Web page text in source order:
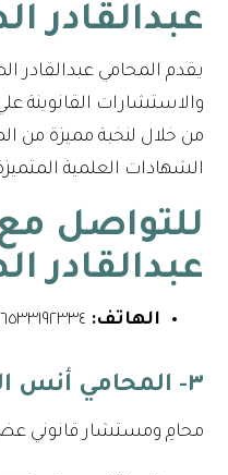
عبدالقادر
يقدم المحامي عبدالقادر
والاستشارات القانوينة
من خلال لنخبة مميزة من
الشهادات العلمية
للتواصل
عبدالقادر
الهاتف:
٣- المحامي أنس العمري
محامِ ومستشار قانوني